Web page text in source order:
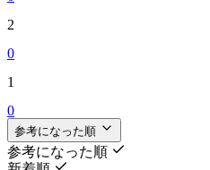
2
0
1
0
参考になった順
参考になった順